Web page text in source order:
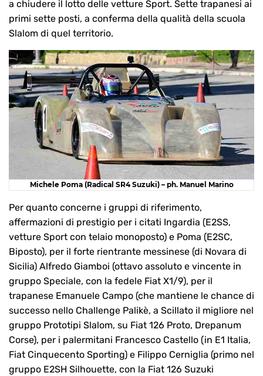
a chiudere il lotto delle vetture Sport. Sette trapanesi ai
primi sette posti, a conferma della qualità della scuola
Slalom di quel territorio.
Michele Poma (Radical SR4 Suzuki) – ph. Manuel Marino
Per quanto concerne i gruppi di riferimento,
affermazioni di prestigio per i citati Ingardia (E2SS,
vetture Sport con telaio monoposto) e Poma (E2SC,
Biposto), per il forte rientrante messinese (di Novara di
Sicilia) Alfredo Giamboi (ottavo assoluto e vincente in
gruppo Speciale, con la fedele Fiat X1/9), per il
trapanese Emanuele Campo (che mantiene le chance di
successo nello Challenge Palikè, a Scillato il migliore nel
gruppo Prototipi Slalom, su Fiat 126 Proto, Drepanum
Corse), per i palermitani Francesco Castello (in E1 Italia,
Fiat Cinquecento Sporting) e Filippo Cerniglia (primo nel
gruppo E2SH Silhouette, con la Fiat 126 Suzuki